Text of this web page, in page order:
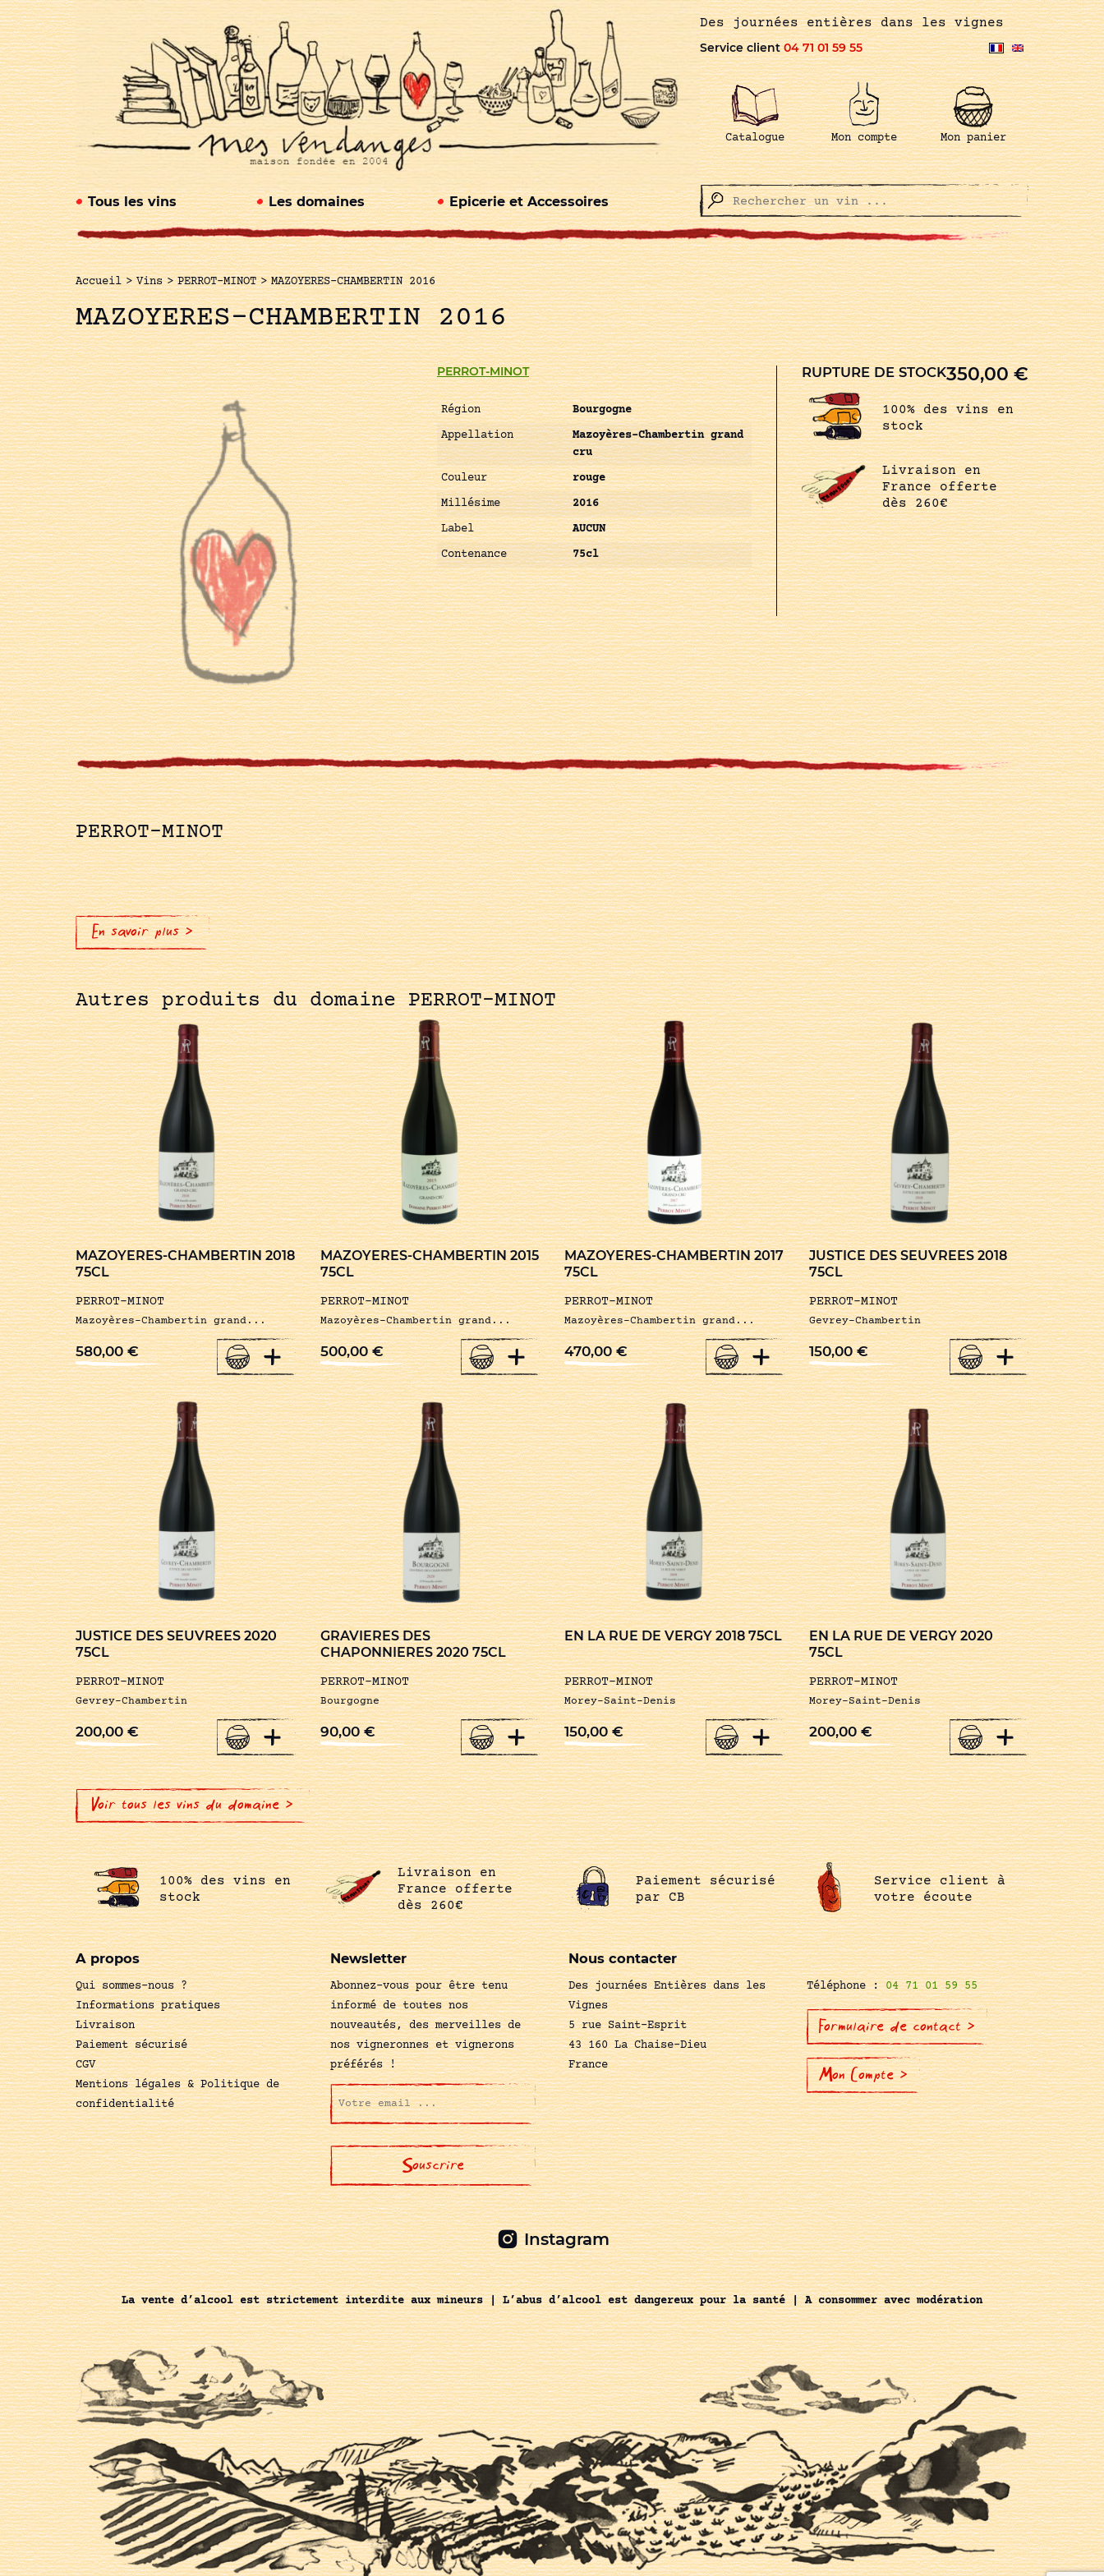
Des journées entières dans les vignes
Service client04 71 01 59 55
Catalogue Mon compte Mon panier
Tous les vins Les domaines Epicerie et Accessoires
Accueil > Vins > PERROT-MINOT > MAZOYERES-CHAMBERTIN 2016
MAZOYERES-CHAMBERTIN 2016
PERROT-MINOT
Région
Bourgogne
Appellation
Mazoyères-Chambertin grand
cru
Couleur
rouge
Millésime
2016
Label
AUCUN
Contenance
75cl
RUPTURE DE STOCK350,00€
100% des vins en
stock
Livraison en
France offerte
dès 260€
PERROT-MINOT
En savoir plus >
Autres produits du domaine PERROT-MINOT
MAZOYERES-CHAMBERTIN 2018
75CL
PERROT-MINOT
Mazoyères-Chambertin grand...
580,00€ +
MAZOYERES-CHAMBERTIN 2015
75CL
PERROT-MINOT
Mazoyères-Chambertin grand...
500,00€ +
MAZOYERES-CHAMBERTIN 2017
75CL
PERROT-MINOT
Mazoyères-Chambertin grand...
470,00€ +
JUSTICE DES SEUVREES 2018
75CL
PERROT-MINOT
Gevrey-Chambertin
150,00€ +
JUSTICE DES SEUVREES 2020
75CL
PERROT-MINOT
Gevrey-Chambertin
200,00€ +
GRAVIERES DES
CHAPONNIERES 2020 75CL
PERROT-MINOT
Bourgogne
90,00€ +
EN LA RUE DE VERGY 2018 75CL
PERROT-MINOT
Morey-Saint-Denis
150,00€ +
EN LA RUE DE VERGY 2020
75CL
PERROT-MINOT
Morey-Saint-Denis
200,00€ +
Voir tous les vins du domaine >
100% des vins en
stock
Livraison en
France offerte
dès 260€
Paiement sécurisé
par CB
Service client à
votre écoute
A propos
Qui sommes-nous ?
Informations pratiques
Livraison
Paiement sécurisé
CGV
Mentions légales & Politique de
confidentialité
Newsletter
Abonnez-vous pour être tenu
informé de toutes nos
nouveautés, des merveilles de
nos vigneronnes et vignerons
préférés !
Nous contacter
Des journées Entières dans les
Vignes
5 rue Saint-Esprit
43 160 La Chaise-Dieu
France
Téléphone :04 71 01 59 55
Formulaire de contact >
Mon Compte >
Instagram
La vente d’alcool est strictement interdite aux mineurs | L’abus d’alcool est dangereux pour la santé | A consommer avec modération